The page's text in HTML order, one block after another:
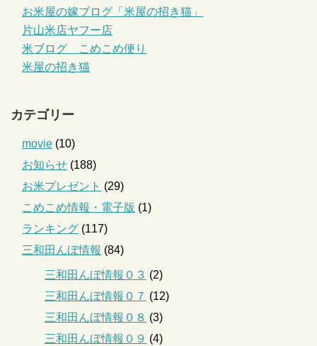
お米屋の嫁ブログ「米屋の招き猫」
片山米店ヤフー店
米ブログ こめこめ便り
米屋の招き猫
カテゴリー
movie (10)
お知らせ (188)
お米プレゼント (29)
こめこめ情報・電子版 (1)
ランキング (117)
三和田んぼ情報 (84)
三和田んぼ情報０３ (2)
三和田んぼ情報０７ (12)
三和田んぼ情報０８ (3)
三和田んぼ情報０９ (4)